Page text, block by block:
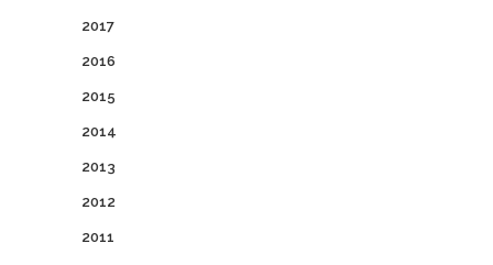
2017
2016
2015
2014
2013
2012
2011